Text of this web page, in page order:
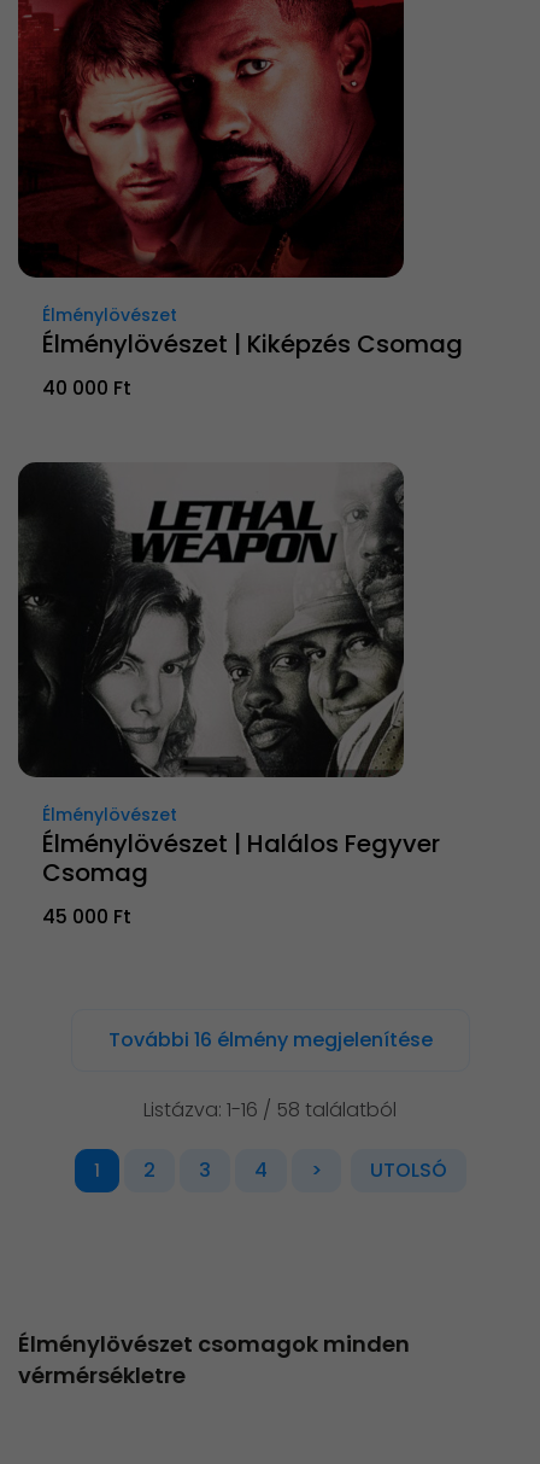
Élménylövészet
Élménylövészet | Kiképzés Csomag
40 000 Ft
Élménylövészet
Élménylövészet | Halálos Fegyver
Csomag
45 000 Ft
További 16 élmény megjelenítése
Listázva: 1-16 / 58 találatból
1 2 3 4 > UTOLSÓ
Élménylövészet csomagok minden
vérmérsékletre